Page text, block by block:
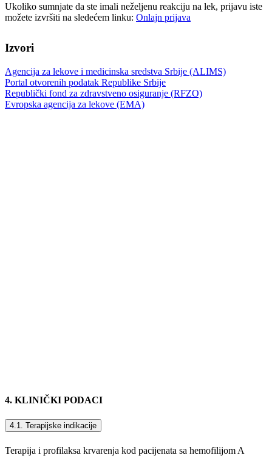
Ukoliko sumnjate da ste imali neželjenu reakciju na lek, prijavu iste
možete izvršiti na sledećem linku: Onlajn prijava
Izvori
Agencija za lekove i medicinska sredstva Srbije (ALIMS)
Portal otvorenih podatak Republike Srbije
Republički fond za zdravstveno osiguranje (RFZO)
Evropska agencija za lekove (EMA)
4. KLINIČKI PODACI
4.1. Terapijske indikacije
Terapija i profilaksa krvarenja kod pacijenata sa hemofilijom A